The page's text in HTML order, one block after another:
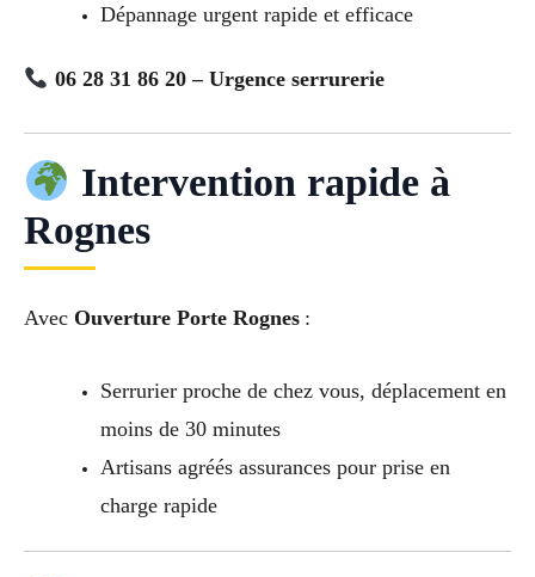
Dépannage urgent rapide et efficace
06 28 31 86 20 – Urgence serrurerie
Intervention rapide à
Rognes
Avec Ouverture Porte Rognes :
Serrurier proche de chez vous, déplacement en
moins de 30 minutes
Artisans agréés assurances pour prise en
charge rapide